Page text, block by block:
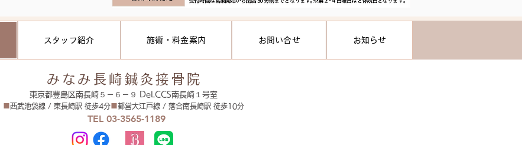
スタッフ紹介 施術・料金案内 お問い合せ お知らせ
みなみ長崎鍼灸接骨院
東京都豊島区南長崎５－６－９ DeLCCS南長崎１号室
西武池袋線 / 東長崎駅 徒歩4分 都営大江戸線 / 落合南長崎駅 徒歩10分
TEL 03-3565-1189